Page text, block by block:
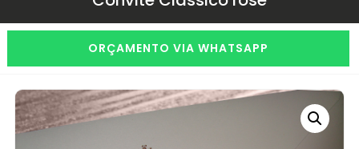
ORÇAMENTO VIA WHATSAPP